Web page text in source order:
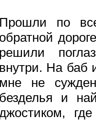
Прошли по
обратной
решили
внутри. На баб
мне не
безделья и